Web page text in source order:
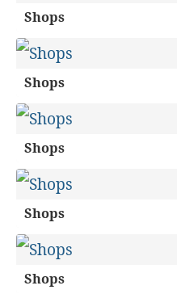
Shops
Shops
Shops
Shops
Shops